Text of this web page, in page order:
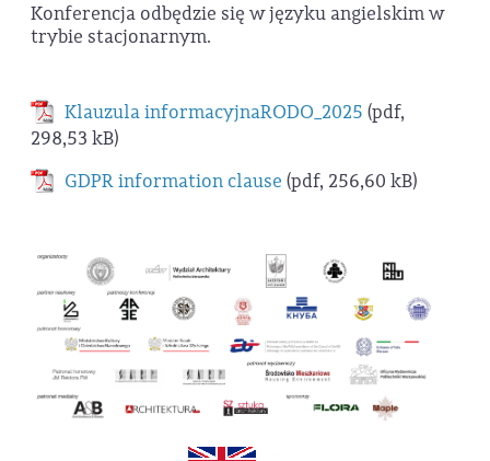
Konferencja odbędzie się w języku angielskim w
trybie stacjonarnym.
Klauzula informacyjnaRODO_2025 (pdf,
298,53 kB)
GDPR information clause (pdf, 256,60 kB)